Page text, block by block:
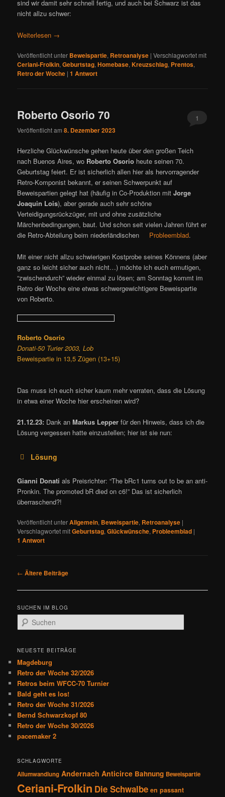
sind wir damit sehr schnell fertig, und auch bei Schwarz ist das
nicht allzu schwer:
Weiterlesen →
Veröffentlicht unter Beweispartie, Retroanalyse |Verschlagwortet mit
Ceriani-Frolkin,Geburtstag,Homebase,Kreuzschlag, Prentos,
Retro der Woche |1 Antwort
Roberto Osorio 70
Veröffentlicht am8. Dezember 2023
1
Herzliche Glückwünsche gehen heute über den großen Teich
nach Buenos Aires, wo Roberto Osorio heute seinen 70.
Geburtstag feiert. Er ist sicherlich allen hier als hervorragender
Retro-Komponist bekannt, er seinen Schwerpunkt auf
Beweispartien gelegt hat (häufig in Co-Produktion mitJorge
Joaquin Lois), aber gerade auch sehr schöne
Verteidigungsrückzüger, mit und ohne zusätzliche
Märchenbedingungen, baut. Und schon seit vielen Jahren führt er
die Retro-Abteilung beim niederländischen
Probleemblad.
Mit einer nicht allzu schwierigen Kostprobe seines Könnens (aber
ganz so leicht sicher auch nicht…) möchte ich euch ermutigen,
“zwischendurch” wieder einmal zu lösen; am Sonntag kommt im
Retro der Woche eine etwas schwergewichtigere Beweispartie
von Roberto.
Roberto Osorio
Donati-50 Turier 2003, Lob
Beweispartie in 13,5 Zügen (13+15)
Das muss ich euch sicher kaum mehr verraten, dass die Lösung
in etwa einer Woche hier erscheinen wird?
21.12.23: Dank anMarkus Lepper für den Hinweis, dass ich die
Lösung vergessen hatte einzustellen; hier ist sie nun:
Lösung
Gianni Donati als Preisrichter: “The bRc1 turns out to be an anti-
Pronkin. The promoted bR died on c6!” Das ist sicherlich
überraschend?!
Veröffentlicht unterAllgemein, Beweispartie, Retroanalyse |
Verschlagwortet mitGeburtstag,Glückwünsche, Probleemblad |
1 Antwort
B
i
t
r
a
v
i
g
a
t
i
o
← Ältere Beiträge
SUCHEN IM BLOG
u
h
n
NEUESTE BEITRÄGE
Magdeburg
Retro der Woche 32/2026
Retros beim WFCC-70 Turnier
Bald geht es los!
Retro der Woche 31/2026
Bernd Schwarzkopf 80
Retro der Woche 30/2026
pacemaker 2
SCHLAGWORTE
Allumwandlung Andernach Anticirce Bahnung Beweispartie
Ceriani-Frolkin Die Schwalbe en passant